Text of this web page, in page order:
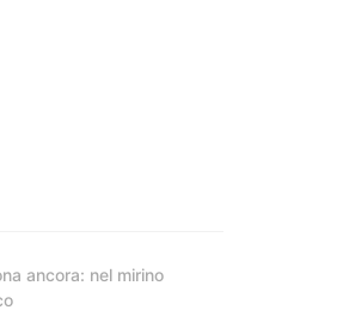
ancora: nel mirino